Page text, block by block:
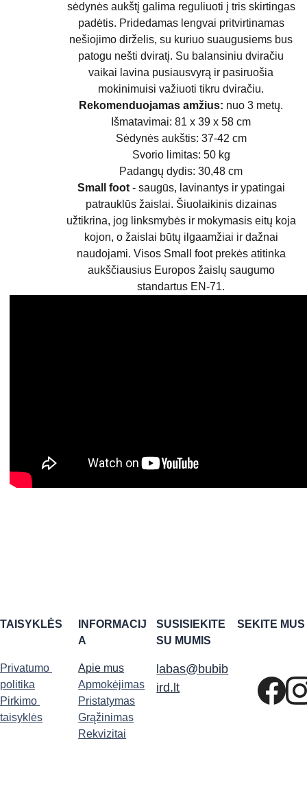
sėdynės aukštį galima reguliuoti į tris skirtingas
padėtis. Pridedamas lengvai pritvirtinamas
nešiojimo dirželis, su kuriuo suaugusiems bus
patogu nešti dviratį. Su balansiniu dviračiu
vaikai lavina pusiausvyrą ir pasiruošia
mokinimuisi važiuoti tikru dviračiu.
Rekomenduojamas amžius: nuo 3 metų.
Išmatavimai: 81 x 39 x 58 cm
Sėdynės aukštis: 37-42 cm
Svorio limitas: 50 kg
Padangų dydis: 30,48 cm
Small foot - saugūs, lavinantys ir ypatingai
patrauklūs žaislai. Šiuolaikinis dizainas
užtikrina, jog linksmybės ir mokymasis eitų koja
kojon, o žaislai būtų ilgaamžiai ir dažnai
naudojami. Visos Small foot prekės atitinka
aukščiausius Europos žaislų saugumo
standartus EN-71.
Privatumo
politika
Pirkimo
taisyklės
labas@bubib
ird.lt
SUSISIEKITE
SU MUMIS
SEKITE MUS
INFORMACIJ
A
Apie mus
Apmokėjimas
Pristatymas
Grąžinimas
Rekvizitai
TAISYKLĖS